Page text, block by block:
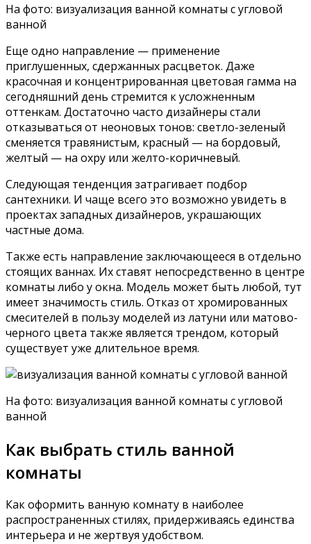
На фото: визуализация ванной комнаты с угловой
ванной
Еще одно направление — применение
приглушенных, сдержанных расцветок. Даже
красочная и концентрированная цветовая гамма на
сегодняшний день стремится к усложненным
оттенкам. Достаточно часто дизайнеры стали
отказываться от неоновых тонов: светло-зеленый
сменяется травянистым, красный — на бордовый,
желтый — на охру или желто-коричневый.
Следующая тенденция затрагивает подбор
сантехники. И чаще всего это возможно увидеть в
проектах западных дизайнеров, украшающих
частные дома.
Также есть направление заключающееся в отдельно
стоящих ваннах. Их ставят непосредственно в центре
комнаты либо у окна. Модель может быть любой, тут
имеет значимость стиль. Отказ от хромированных
смесителей в пользу моделей из латуни или матово-
черного цвета также является трендом, который
существует уже длительное время.
На фото: визуализация ванной комнаты с угловой
ванной
Как выбрать стиль ванной
комнаты
Как оформить ванную комнату в наиболее
распространенных стилях, придерживаясь единства
интерьера и не жертвуя удобством.